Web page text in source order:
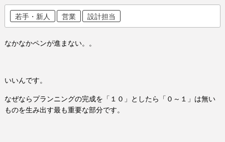
若手・新人 営業 設計担当
なかなかペンが進まない。。
いいんです。
なぜならプランニングの完成を「１０」としたら「０～１」は無い
ものを生み出す最も重要な部分です。